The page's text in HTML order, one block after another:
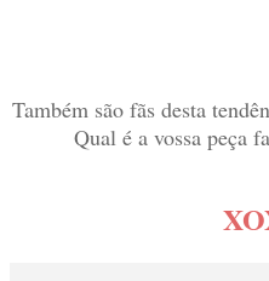
Também são fãs desta
Qual é a vossa peça